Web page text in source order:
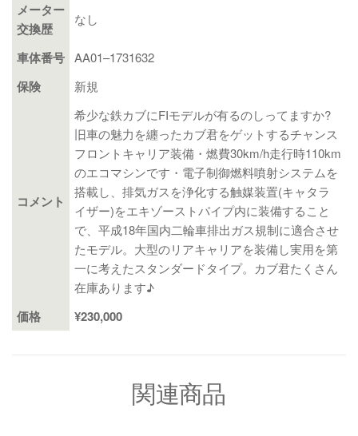
個
メーター
交換歴
なし
車体番号 AA01–1731632
保険 新規
コメント
希少な鉄カブにFIモデルが有るのしってますか?
旧車の魅力を纏ったカブ君をゲットするチャンス
フロントキャリア装備・燃費30km/h走行時110km
のエコマシンです・電子制御燃料噴射システムを
搭載し、排気ガスを浄化する触媒装置(キャタラ
イザー)をエキゾーストパイプ内に装備すること
で、平成18年国内二輪車排出ガス規制に適合させ
たモデル。大型のリアキャリアを装備し実用を第
一に考えたスタンダードタイプ。カブ君たくさん
在庫あります♪
価格 ¥230,000
関連商品